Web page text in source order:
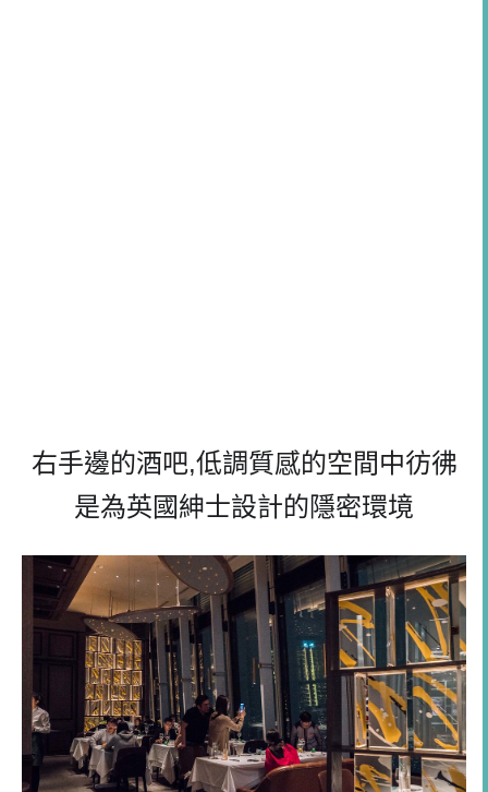
右手邊的酒吧,低調質感的空間中彷彿
是為英國紳士設計的隱密環境